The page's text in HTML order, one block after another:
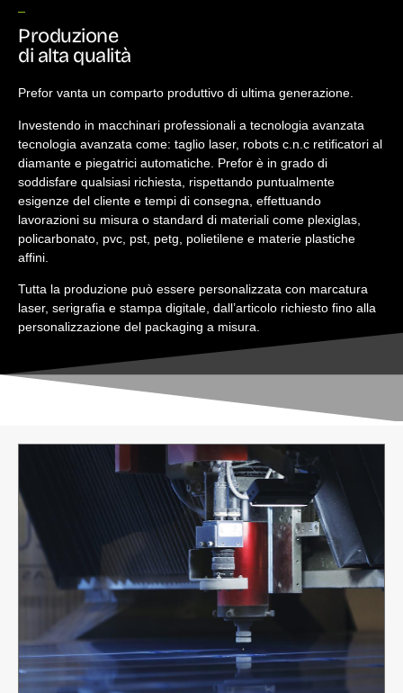
Produzione
di alta qualità
Prefor vanta un comparto produttivo di ultima generazione.
Investendo in macchinari professionali a tecnologia avanzata
tecnologia avanzata come: taglio laser, robots c.n.c retificatori al
diamante e piegatrici automatiche. Prefor è in grado di
soddisfare qualsiasi richiesta, rispettando puntualmente
esigenze del cliente e tempi di consegna, effettuando
lavorazioni su misura o standard di materiali come plexiglas,
policarbonato, pvc, pst, petg, polietilene e materie plastiche
affini.
Tutta la produzione può essere personalizzata con marcatura
laser, serigrafia e stampa digitale, dall’articolo richiesto fino alla
personalizzazione del packaging a misura.